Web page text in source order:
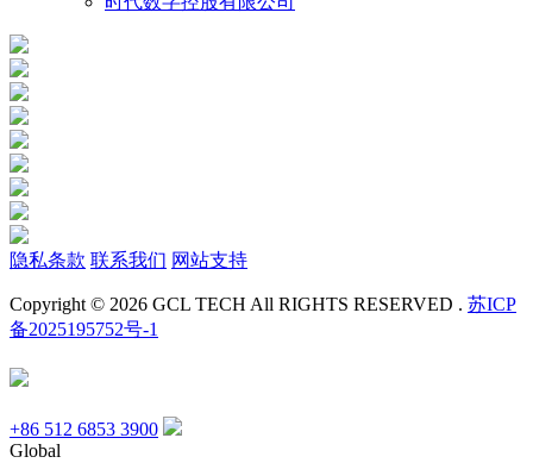
隐私条款 联系我们 网站支持
Copyright © 2026 GCL TECH All RIGHTS RESERVED . 苏ICP
备2025195752号-1
+86 512 6853 3900
Global